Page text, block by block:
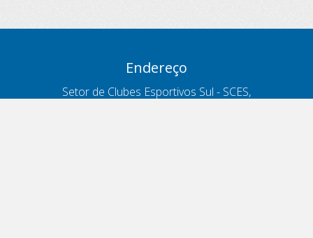
Endereço
Setor de Clubes Esportivos Sul - SCES,